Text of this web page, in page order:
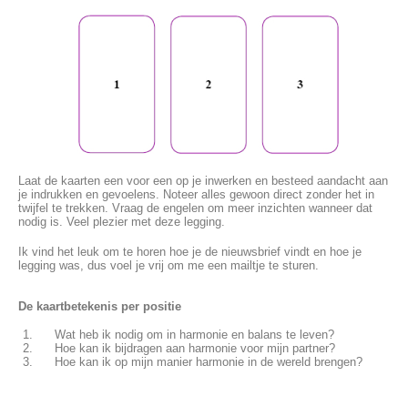
Laat de kaarten een voor een op je inwerken en besteed aandacht aan
je indrukken en gevoelens. Noteer alles gewoon direct zonder het in
twijfel te trekken. Vraag de engelen om meer inzichten wanneer dat
nodig is. Veel plezier met deze legging.
Ik vind het leuk om te horen hoe je de nieuwsbrief vindt en hoe je
legging was, dus voel je vrij om me een mailtje te sturen.
De kaartbetekenis per positie
Wat heb ik nodig om in harmonie en balans te leven?
Hoe kan ik bijdragen aan harmonie voor mijn partner?
Hoe kan ik op mijn manier harmonie in de wereld brengen?